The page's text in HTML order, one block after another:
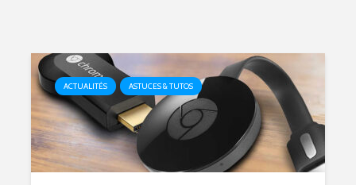
ACTUALITÉS ASTUCES & TUTOS